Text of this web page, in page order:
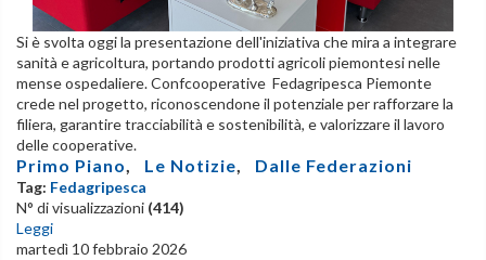
Si è svolta oggi la presentazione dell'iniziativa che mira a integrare
sanità e agricoltura, portando prodotti agricoli piemontesi nelle
mense ospedaliere. Confcooperative Fedagripesca Piemonte
crede nel progetto, riconoscendone il potenziale per rafforzare la
filiera, garantire tracciabilità e sostenibilità, e valorizzare il lavoro
delle cooperative.
Primo Piano, Le Notizie, Dalle Federazioni
Tag: Fedagripesca
N° di visualizzazioni (414)
Leggi
martedì 10 febbraio 2026